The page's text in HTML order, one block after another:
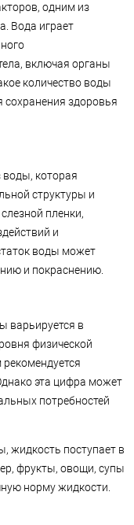
одним из
Вода играет
включая органы
количество воды
сохранения здоровья
воды, которая
структуры и
пленки,
и
воды может
и покраснению.
варьируется в
физической
эта цифра может
потребностей
жидкость поступает в
фрукты, овощи, супы
норму жидкости.